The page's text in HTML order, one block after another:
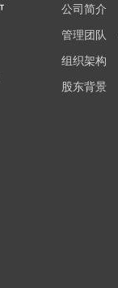
公司简介
管理团队
组织架构
股东背景